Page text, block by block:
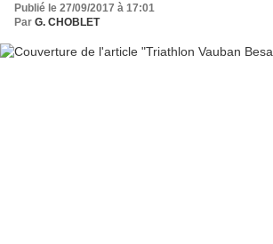
Publié le 27/09/2017 à 17:01
Par G. CHOBLET